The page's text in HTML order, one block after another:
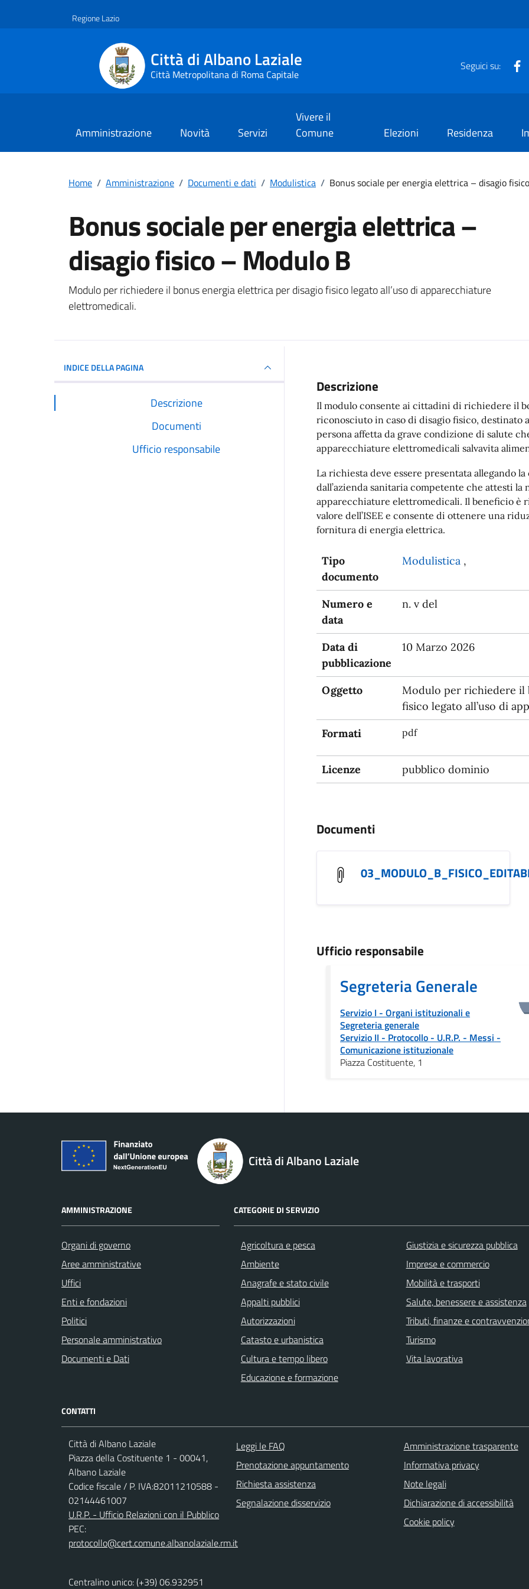
Regione Lazio
Città di Albano Laziale
Città Metropolitana di Roma Capitale
Seguici su:
Amministrazione Novità Servizi
Vivere il
Comune
Elezioni Residenza
Home / Amministrazione / Documenti e dati / Modulistica / Bonus sociale per energia elettrica – disagio
Bonus sociale per energia elettrica –
disagio fisico – Modulo B
Dettagli del documento
Modulo per richiedere il bonus energia elettrica per disagio fisico legato all’uso di apparecchiature
elettromedicali.
INDICE DELLA PAGINA
Descrizione
Documenti
Ufficio responsabile
Descrizione
Il modulo consente ai cittadini di richiedere il
riconosciuto in caso di disagio fisico,
persona affetta da grave condizione di salute
apparecchiature elettromedicali salvavita
La richiesta deve essere presentata allegando
dall’azienda sanitaria competente che attesti
apparecchiature elettromedicali. Il beneficio è
valore dell’ISEE e consente di ottenere una
fornitura di energia elettrica.
Tipo
documento
Modulistica ,
Numero e
data
n. v del
Data di
pubblicazione
10 Marzo 2026
Oggetto
Modulo per richiedere il
fisico legato all’uso di
Formati
pdf
Licenze pubblico dominio
Documenti
Ufficio responsabile
Segreteria Generale
Servizio I - Organi istituzionali e
Segreteria generale
Servizio II - Protocollo - U.R.P. - Messi -
Comunicazione istituzionale
Piazza Costituente, 1
Città di Albano Laziale
AMMINISTRAZIONE
Organi di governo
Aree amministrative
Uffici
Enti e fondazioni
Politici
Personale amministrativo
Documenti e Dati
CATEGORIE DI SERVIZIO
Agricoltura e pesca
Ambiente
Anagrafe e stato civile
Appalti pubblici
Autorizzazioni
Catasto e urbanistica
Cultura e tempo libero
Educazione e formazione
Giustizia e sicurezza pubblica
Imprese e commercio
Mobilità e trasporti
Salute, benessere e assistenza
Tributi, finanze e
Turismo
Vita lavorativa
CONTATTI
Città di Albano Laziale
Piazza della Costituente 1 - 00041,
Albano Laziale
Codice fiscale / P. IVA:82011210588 -
02144461007
U.R.P. - Ufficio Relazioni con il Pubblico
PEC:
protocollo@cert.comune.albanolaziale.rm.it
Centralino unico: (+39) 06.932951
Leggi le FAQ
Prenotazione appuntamento
Richiesta assistenza
Segnalazione disservizio
Amministrazione trasparente
Informativa privacy
Note legali
Dichiarazione di accessibilità
Cookie policy